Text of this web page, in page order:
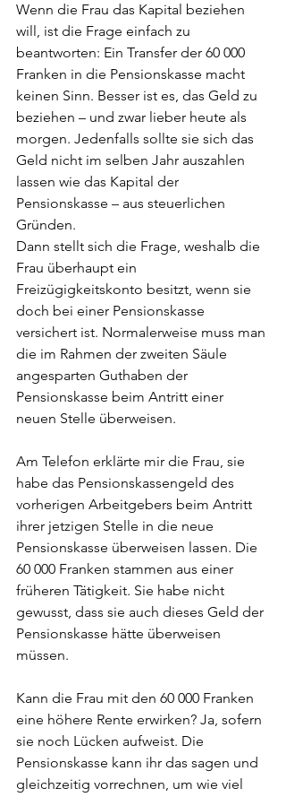
Wenn die Frau das Kapital beziehen
will, ist die Frage einfach zu
beantworten: Ein Transfer der 60 000
Franken in die Pensionskasse macht
keinen Sinn. Besser ist es, das Geld zu
beziehen – und zwar lieber heute als
morgen. Jedenfalls sollte sie sich das
Geld nicht im selben Jahr auszahlen
lassen wie das Kapital der
Pensionskasse – aus steuerlichen
Gründen.
Dann stellt sich die Frage, weshalb die
Frau überhaupt ein
Freizügigkeitskonto besitzt, wenn sie
doch bei einer Pensionskasse
versichert ist. Normalerweise muss man
die im Rahmen der zweiten Säule
angesparten Guthaben der
Pensionskasse beim Antritt einer
neuen Stelle überweisen.
Am Telefon erklärte mir die Frau, sie
habe das Pensionskassengeld des
vorherigen Arbeitgebers beim Antritt
ihrer jetzigen Stelle in die neue
Pensionskasse überweisen lassen. Die
60 000 Franken stammen aus einer
früheren Tätigkeit. Sie habe nicht
gewusst, dass sie auch dieses Geld der
Pensionskasse hätte überweisen
müssen.
Kann die Frau mit den 60 000 Franken
eine höhere Rente erwirken? Ja, sofern
sie noch Lücken aufweist. Die
Pensionskasse kann ihr das sagen und
gleichzeitig vorrechnen, um wie viel